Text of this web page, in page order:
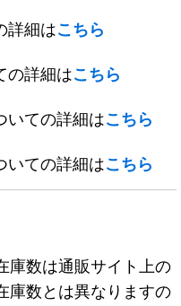
詳細はこちら
の詳細はこちら
いての詳細はこちら
いての詳細はこちら
庫数は通販サイト上の
庫数とは異なりますの